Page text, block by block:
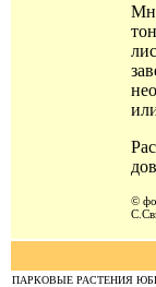
©
ПАРКОВЫЕ РАСТЕНИЯ ЮБК